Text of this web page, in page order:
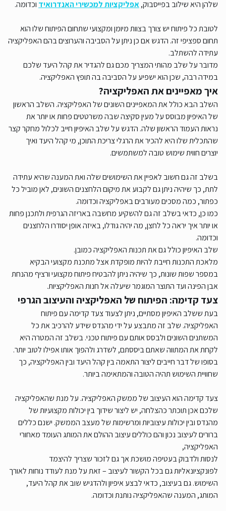
שלהן היא שילוב בפייסבוק,אפליקציות למכשירי האנדרואיד וכדומה.
לטובת כל פיתוח יש צורך בצוות מיומן ומקצועי שתחום הפיתוח שלו הוא
תחום ספציפי זה. הדגש אם כן ניתן על הסביבה והערוצים בהם האפליקציה
עתידה להשתלב.
מדובר על שלב מהותי המצריך מכם גם להגדיר את קהל היעד שלכם
במידה רבה, שכן הוא ישפיע על הסביבה בה תופץ האפליקציה.
איך מאפיינים את האפליקציה?
השלב הבא כולל את המאפיינים השונים של האפליקציה. השלב הראשון
של האיפיון מבוסס על מעין סקיצה שבה משרטטים פחות או יותר את
נראות העמוד הראשון שלה. הדגש על שלב האיפיון חייב לכלול מחקר קצר
שהתכלית שלו היא להכיר את הרגלי צריכת התוכן, מי קהל היעד ואיך
יוצרים חווית שימוש טובה למשתמשים.
בשלב זה גם חשוב לאפיין את השימושים שלה ואת המענה שהיא עתידה
לתת, כך שיהיה ניתן גם לקבוע את מיקום הלחצנים השונים, לאן מוביל כל
כפתור, כמה מסכים מעורבים באפליקציה וכדומה.
כמו כן, כדאי בשלב זה גם להשקיע מחשבה באריזה הגרפית ולתכנן פחות
או יותר איך יראה כל לחצן, מה יהיה גודלו, באיזה אופן יסודרו הלחצנים
וכדומה.
שלב האיפיון כולל גם את תכנות האפליקציה כמובן.
מלאכת התכנות חייבת להיות מופקדת אצל מתכנת מקצועי הבקיא
במספר שפות שונות, כך שיהיה ניתן להבטיח פיתוח מקצועי ורציף מהנחת
אבן הפינה ועד התוצר המוגמר שיעלה אל חנות האפליקציות.
צעד קדימה: הפיתוח של האפליקציה והעיצוב הגרפי
בעת ששלב האיפיון מסתיים, ניתן לצעוד צעד קדימה עם פיתוח
האפליקציה. שלב זה מתבצע על ידי מהנדס שידע להרכיב את כל
המשתנים השונים ולבסס אותם עם פיתוח טכני. בשלב זה המטרה היא
לקחת את המתווה שאתם ביססתם, לשדרג ולהפוך אותו אפילו לטוב יותר.
בסופו של דבר חייבים ליצור התאמה בין קהל היעד ובין האפליקציה, כך
שחוויית השימוש תהיה הטובה והמתאימה ביותר.
צעד קדימה הוא העיצוב של ממשק האפליקציה. על מנת שהאפליקציה
שלכם אכן תוכתר כהצלחה, יש ליצור שידוך בין יכולות מקצועיות של
מהנדס ובין יכולות עיצוביות ומרשימות של מעצב הממשק. ישנם כללים
ברורים לעיצוב נכון והם כוללים עיצוב ההולם את המותג העומד מאחורי
האפליקציה,
לנסות ולדבוק בעטיפה מושכת אך גם לזכור שצריך להיצמד
לפונקציונאליות גם בכל הקשור לעיצוב – זאת על מנת לעודד נוחות לאורך
השימוש. גם בעיצוב, כדאי לבצע איפיון ולהדגיש שוב את קהל היעד,
המותג, המענה שהאפליקציה נותנת וכדומה.